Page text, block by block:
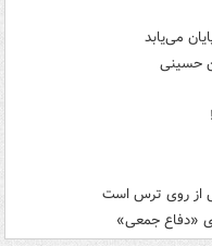
می‌یابد
حسینی
از روی ترس است
«دفاع جمعی»